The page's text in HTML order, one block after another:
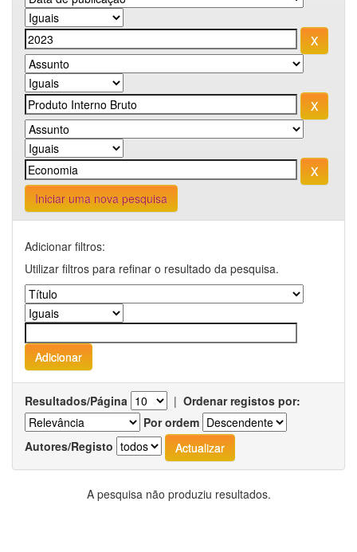
Iniciar uma nova pesquisa
Adicionar filtros:
Utilizar filtros para refinar o resultado da pesquisa.
Resultados/Página | Ordenar registos por:
Por ordem
Autores/Registo
A pesquisa não produziu resultados.